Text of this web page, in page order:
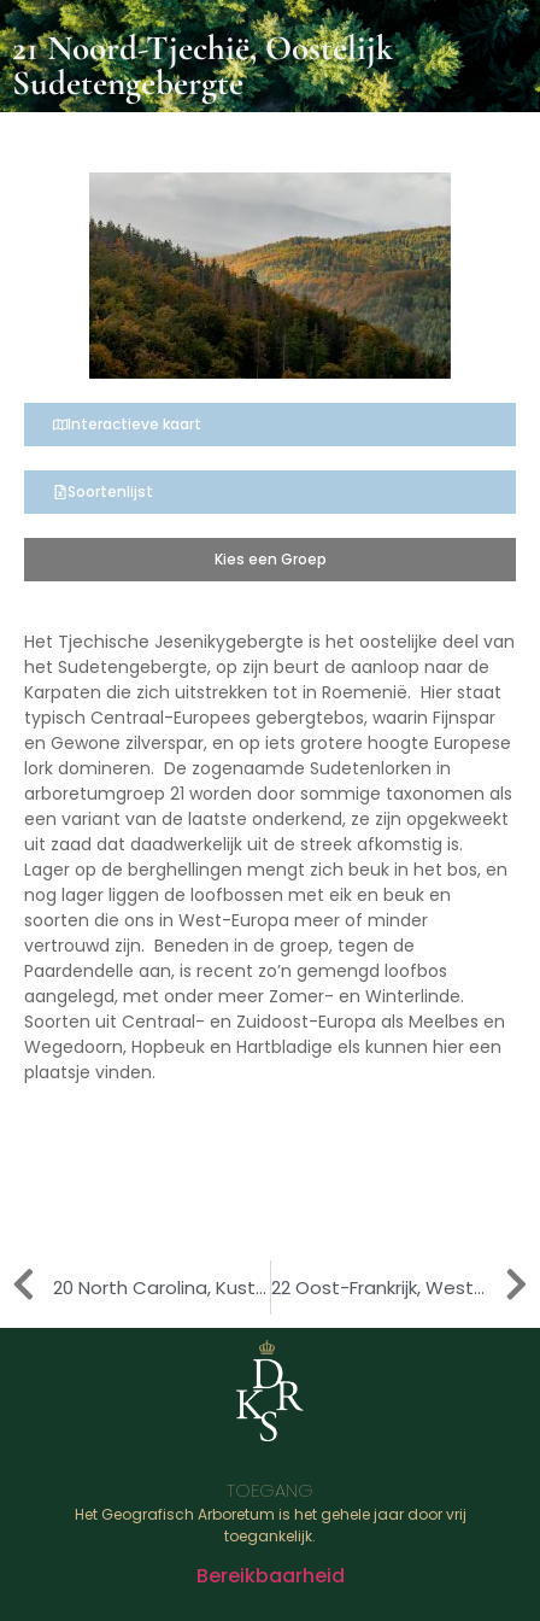
21 Noord-Tjechië, Oostelijk
Sudetengebergte
Interactieve kaart
Soortenlijst
Kies een Groep
Het Tjechische Jesenikygebergte is het oostelijke deel van
het Sudetengebergte, op zijn beurt de aanloop naar de
Karpaten die zich uitstrekken tot in Roemenië. Hier staat
typisch Centraal-Europees gebergtebos, waarin Fijnspar
en Gewone zilverspar, en op iets grotere hoogte Europese
lork domineren. De zogenaamde Sudetenlorken in
arboretumgroep 21 worden door sommige taxonomen als
een variant van de laatste onderkend, ze zijn opgekweekt
uit zaad dat daadwerkelijk uit de streek afkomstig is.
Lager op de berghellingen mengt zich beuk in het bos, en
nog lager liggen de loofbossen met eik en beuk en
soorten die ons in West-Europa meer of minder
vertrouwd zijn. Beneden in de groep, tegen de
Paardendelle aan, is recent zo’n gemengd loofbos
aangelegd, met onder meer Zomer- en Winterlinde.
Soorten uit Centraal- en Zuidoost-Europa als Meelbes en
Wegedoorn, Hopbeuk en Hartbladige els kunnen hier een
plaatsje vinden.
20 North Carolina, Kustvlakte 22 Oost-Frankrijk, Westelijke Alpen
TOEGANG
Het Geografisch Arboretum is het gehele jaar door vrij
toegankelijk.
Bereikbaarheid